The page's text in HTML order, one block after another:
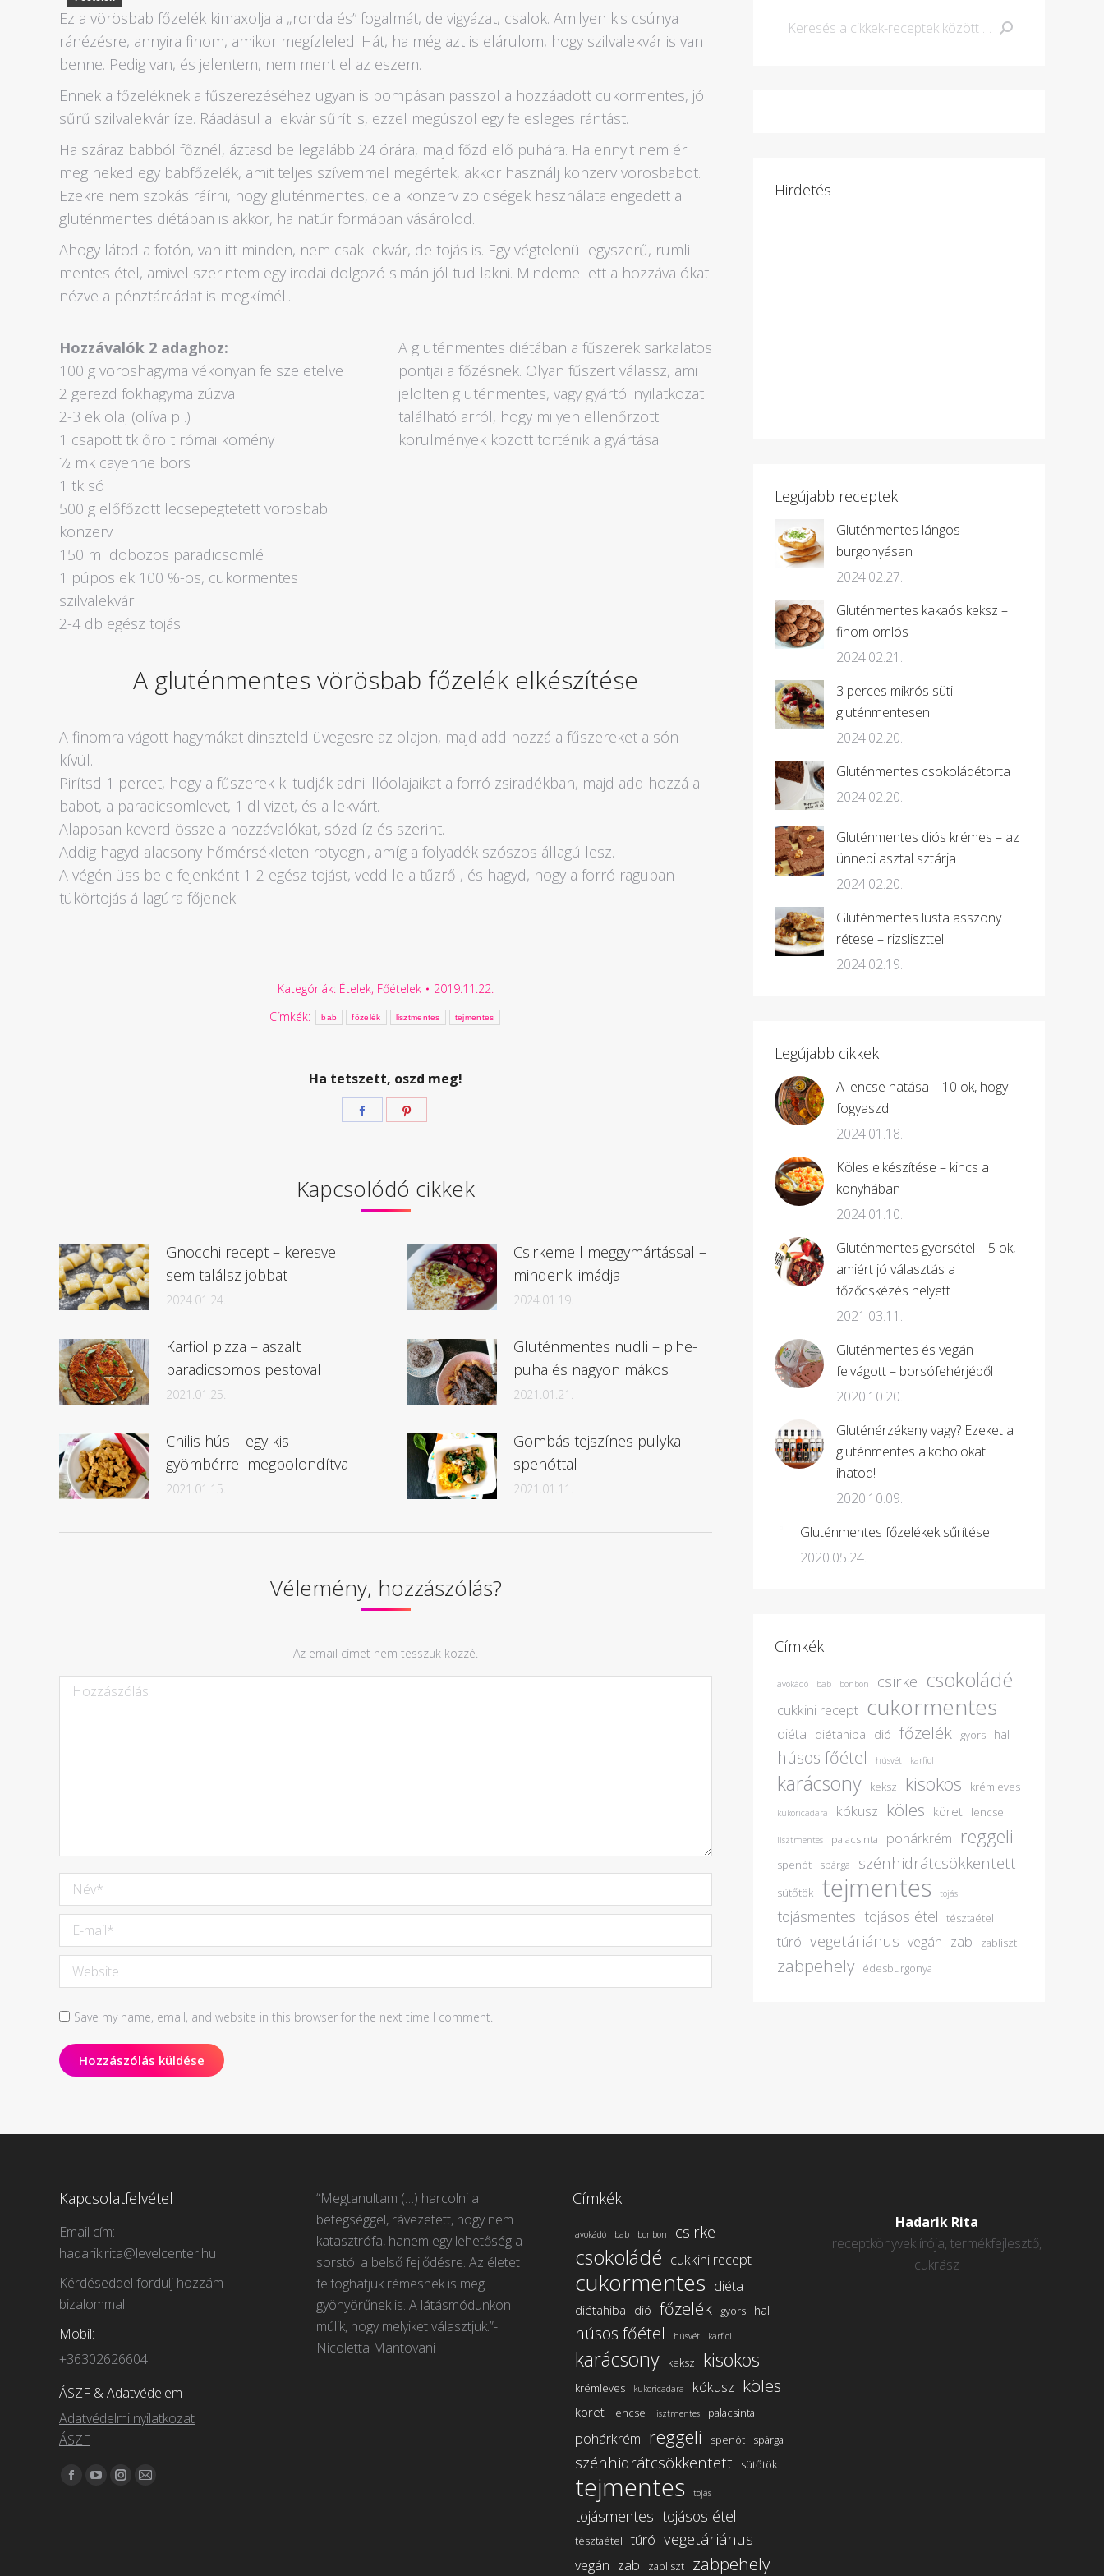
Ez a vörösbab főzelék kimaxolja a „ronda és” fogalmát, de vigyázat, csalok. Amilyen kis csúnya
ránézésre, annyira finom, amikor megízleled. Hát, ha még azt is elárulom, hogy szilvalekvár is van
benne. Pedig van, és jelentem, nem ment el az eszem.
Ennek a főzeléknek a fűszerezéséhez ugyan is pompásan passzol a hozzáadott cukormentes, jó
sűrű szilvalekvár íze. Ráadásul a lekvár sűrít is, ezzel megúszol egy felesleges rántást.
Ha száraz babból főznél, áztasd be legalább 24 órára, majd főzd elő puhára. Ha ennyit nem ér
meg neked egy babfőzelék, amit teljes szívemmel megértek, akkor használj konzerv vörösbabot.
Ezekre nem szokás ráírni, hogy gluténmentes, de a konzerv zöldségek használata engedett a
gluténmentes diétában is akkor, ha natúr formában vásárolod.
Ahogy látod a fotón, van itt minden, nem csak lekvár, de tojás is. Egy végtelenül egyszerű, rumli
mentes étel, amivel szerintem egy irodai dolgozó simán jól tud lakni. Mindemellett a hozzávalókat
nézve a pénztárcádat is megkíméli.
Hozzávalók 2 adaghoz:
100 g vöröshagyma vékonyan felszeletelve
2 gerezd fokhagyma zúzva
2-3 ek olaj (olíva pl.)
1 csapott tk őrölt római kömény
½ mk cayenne bors
1 tk só
500 g előfőzött lecsepegtetett vörösbab
konzerv
150 ml dobozos paradicsomlé
1 púpos ek 100 %-os, cukormentes
szilvalekvár
2-4 db egész tojás
A gluténmentes diétában a fűszerek sarkalatos
pontjai a főzésnek. Olyan fűszert válassz, ami
jelölten gluténmentes, vagy gyártói nyilatkozat
található arról, hogy milyen ellenőrzött
körülmények között történik a gyártása.
A gluténmentes vörösbab főzelék elkészítése
A finomra vágott hagymákat dinszteld üvegesre az olajon, majd add hozzá a fűszereket a són
kívül.
Pirítsd 1 percet, hogy a fűszerek ki tudják adni illóolajaikat a forró zsiradékban, majd add hozzá a
babot, a paradicsomlevet, 1 dl vizet, és a lekvárt.
Alaposan keverd össze a hozzávalókat, sózd ízlés szerint.
Addig hagyd alacsony hőmérsékleten rotyogni, amíg a folyadék szószos állagú lesz.
A végén üss bele fejenként 1-2 egész tojást, vedd le a tűzről, és hagyd, hogy a forró raguban
tükörtojás állagúra főjenek.
Kategóriák: Ételek, Főételek
2019.11.22.
Címkék:
bab főzelék lisztmentes tejmentes
Ha tetszett, oszd meg!
Megosztás
Kapcsolódó cikkek
Gnocchi recept – keresve
sem találsz jobbat
2024.01.24.
Csirkemell meggymártással –
mindenki imádja
2024.01.19.
Karfiol pizza – aszalt
paradicsomos pestoval
2021.01.25.
Gluténmentes nudli – pihe-
puha és nagyon mákos
2021.01.21.
Chilis hús – egy kis
gyömbérrel megbolondítva
2021.01.15.
Gombás tejszínes pulyka
spenóttal
2021.01.11.
Vélemény, hozzászólás?
Az email címet nem tesszük közzé.
Hozzászólás
Név *
E-mail *
Website
Save my name, email, and website in this browser for the next time I comment.
Hozzászólás küldése
Keresés:
Hirdetés
Legújabb receptek
Gluténmentes lángos –
burgonyásan
2024.02.27.
Gluténmentes kakaós keksz –
finom omlós
2024.02.21.
3 perces mikrós süti
gluténmentesen
2024.02.20.
Gluténmentes csokoládétorta
2024.02.20.
Gluténmentes diós krémes – az
ünnepi asztal sztárja
2024.02.20.
Gluténmentes lusta asszony
rétese – rizsliszttel
2024.02.19.
Legújabb cikkek
A lencse hatása – 10 ok, hogy
fogyaszd
2024.01.18.
Köles elkészítése – kincs a
konyhában
2024.01.10.
Gluténmentes gyorsétel – 5 ok,
amiért jó választás a
főzőcskézés helyett
2021.03.11.
Gluténmentes és vegán
felvágott – borsófehérjéből
2020.10.20.
Gluténérzékeny vagy? Ezeket a
gluténmentes alkoholokat
ihatod!
2020.10.09.
Gluténmentes főzelékek sűrítése
2020.05.24.
Címkék
avokádó bab bonbon csirke csokoládé
cukkini recept cukormentes
diéta diétahiba dió főzelék gyors hal
húsos főétel húsvét karfiol
karácsony keksz kisokos krémleves
kukoricadara kókusz köles köret lencse
lisztmentes palacsinta pohárkrém reggeli
spenót spárga szénhidrátcsökkentett
sütőtök tejmentes tojás
tojásmentes tojásos étel tésztaétel
túró vegetáriánus vegán zab zabliszt
zabpehely édesburgonya
Kapcsolatfelvétel
Email cím:
hadarik.rita@levelcenter.hu
Kérdéseddel fordulj hozzám
bizalommal!
Mobil:
+36302626604
ÁSZF & Adatvédelem
Adatvédelmi nyilatkozat
ÁSZF
Itt vagyunk elérhetőek:
Facebook
YouTube
Instagram
Mail
“Megtanultam (…) harcolni a
betegséggel, rávezetett, hogy nem
katasztrófa, hanem egy lehetőség a
sorstól a belső fejlődésre. Az életet
felfoghatjuk rémesnek is meg
gyönyörűnek is. A látásmódunkon
múlik, hogy melyiket választjuk.”-
Nicoletta Mantovani
Címkék
avokádó bab bonbon csirke
csokoládé cukkini recept
cukormentes diéta
diétahiba dió főzelék gyors hal
húsos főétel húsvét karfiol
karácsony keksz kisokos
krémleves kukoricadara kókusz köles
köret lencse lisztmentes palacsinta
pohárkrém reggeli spenót spárga
szénhidrátcsökkentett sütőtök
tejmentes tojás
tojásmentes tojásos étel
tésztaétel túró vegetáriánus
vegán zab zabliszt zabpehely
Hadarik Rita
receptkönyvek írója, termékfejlesztő,
cukrász